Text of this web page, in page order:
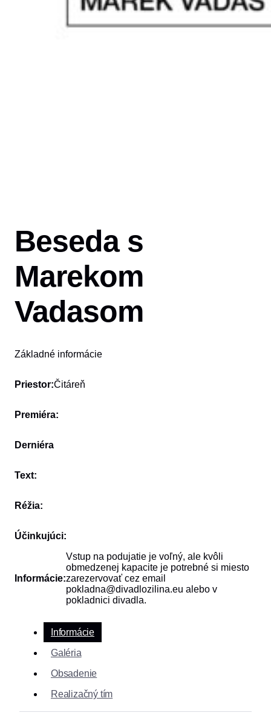
Beseda s
Marekom
Vadasom
Základné informácie
Priestor:Čitáreň
Premiéra:
Derniéra
Text:
Réžia:
Účinkujúci:
Informácie:
Vstup na podujatie je voľný, ale kvôli
obmedzenej kapacite je potrebné si miesto
zarezervovať cez email
pokladna@divadlozilina.eu alebo v
pokladnici divadla.
Informácie
Galéria
Obsadenie
Realizačný tím